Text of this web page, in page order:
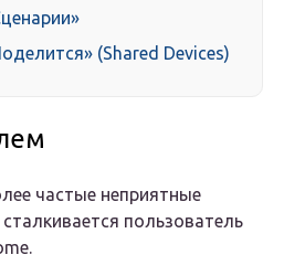
(Shared Devices)
частые неприятные
пользователь